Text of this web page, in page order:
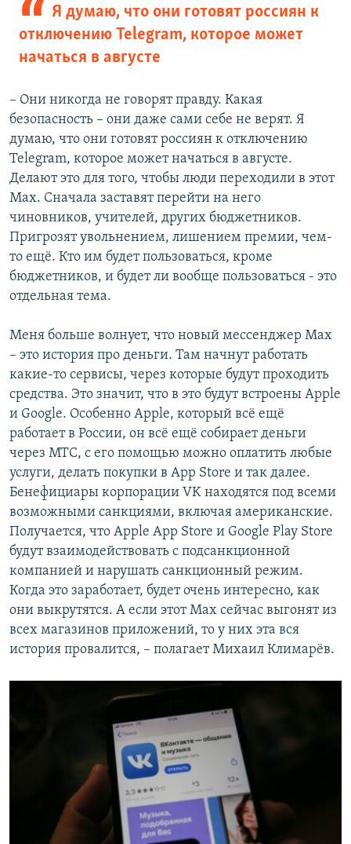
Я думаю, что они готовят россиян к
отключению Telegram, которое может
начаться в августе
– Они никогда не говорят правду. Какая
безопасность – они даже сами себе не верят. Я
думаю, что они готовят россиян к отключению
Telegram, которое может начаться в августе.
Делают это для того, чтобы люди переходили в этот
Max. Сначала заставят перейти на него
чиновников, учителей, других бюджетников.
Пригрозят увольнением, лишением премии, чем-
то ещё. Кто им будет пользоваться, кроме
бюджетников, и будет ли вообще пользоваться - это
отдельная тема.
Меня больше волнует, что новый мессенджер Max
– это история про деньги. Там начнут работать
какие-то сервисы, через которые будут проходить
средства. Это значит, что в это будут встроены Apple
и Google. Особенно Apple, который всё ещё
работает в России, он всё ещё собирает деньги
через МТС, с его помощью можно оплатить любые
услуги, делать покупки в App Store и так далее.
Бенефициары корпорации VK находятся под всеми
возможными санкциями, включая американские.
Получается, что Apple App Store и Google Play Store
будут взаимодействовать с подсанкционной
компанией и нарушать санкционный режим.
Когда это заработает, будет очень интересно, как
они выкрутятся. А если этот Max сейчас выгонят из
всех магазинов приложений, то у них эта вся
история провалится, – полагает Михаил Климарёв.